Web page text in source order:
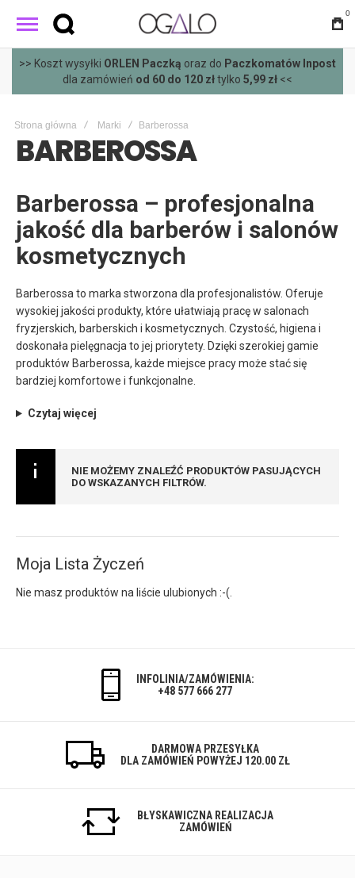
0
>> Koszt wysyłki ORLEN Paczką oraz do Paczkomatów Inpost
dla zamówień od 60 do 120 złtylko 5,99 zł <<
Strona główna Marki Barberossa
BARBEROSSA
Barberossa – profesjonalna
jakość dla barberów i salonów
kosmetycznych
Barberossa to marka stworzona dla profesjonalistów. Oferuje
wysokiej jakości produkty, które ułatwiają pracę w salonach
fryzjerskich, barberskich i kosmetycznych. Czystość, higiena i
doskonała pielęgnacja to jej priorytety. Dzięki szerokiej gamie
produktów Barberossa, każde miejsce pracy może stać się
bardziej komfortowe i funkcjonalne.
Czytaj więcej
NIE MOŻEMY ZNALEŹĆ PRODUKTÓW PASUJĄCYCH
DO WSKAZANYCH FILTRÓW.
Moja Lista Życzeń
Nie masz produktów na liście ulubionych :-(.
INFOLINIA/ZAMÓWIENIA:
+48 577 666 277
DARMOWA PRZESYŁKA
DLA ZAMÓWIEŃ POWYŻEJ 120.00 ZŁ
BŁYSKAWICZNA REALIZACJA
ZAMÓWIEŃ